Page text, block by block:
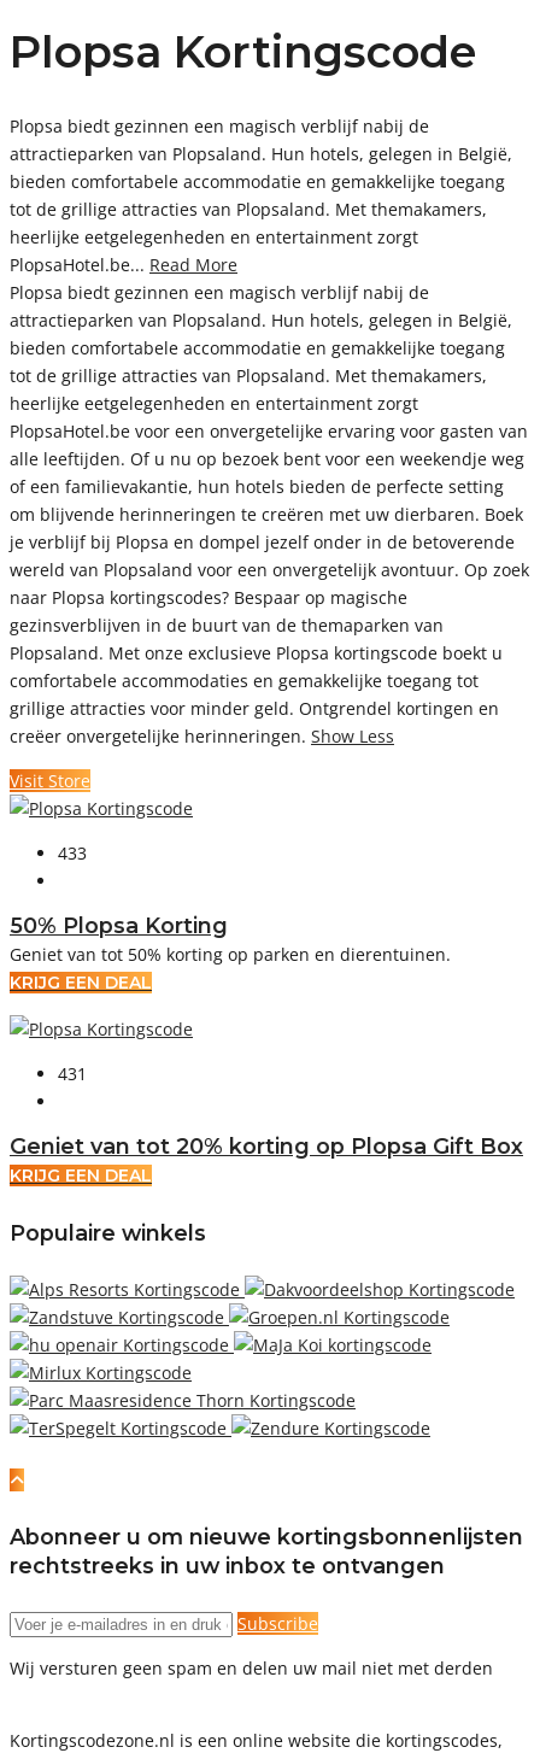
Plopsa Kortingscode
Plopsa biedt gezinnen een magisch verblijf nabij de
attractieparken van Plopsaland. Hun hotels, gelegen in België,
bieden comfortabele accommodatie en gemakkelijke toegang
tot de grillige attracties van Plopsaland. Met themakamers,
heerlijke eetgelegenheden en entertainment zorgt
PlopsaHotel.be... Read More
Plopsa biedt gezinnen een magisch verblijf nabij de
attractieparken van Plopsaland. Hun hotels, gelegen in België,
bieden comfortabele accommodatie en gemakkelijke toegang
tot de grillige attracties van Plopsaland. Met themakamers,
heerlijke eetgelegenheden en entertainment zorgt
PlopsaHotel.be voor een onvergetelijke ervaring voor gasten van
alle leeftijden. Of u nu op bezoek bent voor een weekendje weg
of een familievakantie, hun hotels bieden de perfecte setting
om blijvende herinneringen te creëren met uw dierbaren. Boek
je verblijf bij Plopsa en dompel jezelf onder in de betoverende
wereld van Plopsaland voor een onvergetelijk avontuur. Op zoek
naar Plopsa kortingscodes? Bespaar op magische
gezinsverblijven in de buurt van de themaparken van
Plopsaland. Met onze exclusieve Plopsa kortingscode boekt u
comfortabele accommodaties en gemakkelijke toegang tot
grillige attracties voor minder geld. Ontgrendel kortingen en
creëer onvergetelijke herinneringen. Show Less
Visit Store
433
50% Plopsa Korting
Geniet van tot 50% korting op parken en dierentuinen.
KRIJG EEN DEAL
431
Geniet van tot 20% korting op Plopsa Gift Box
KRIJG EEN DEAL
Populaire winkels
Abonneer u om nieuwe kortingsbonnenlijsten
rechtstreeks in uw inbox te ontvangen
Subscribe
Wij versturen geen spam en delen uw mail niet met derden
Kortingscodezone.nl is een online website die kortingscodes,